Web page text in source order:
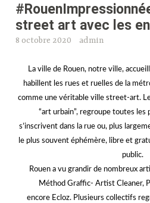
street art avec les
8 octobre 2020 admin
La ville de Rouen, notre ville,
habillent les rues et ruelles de la
comme une véritable ville street-art.
“art urbain”, regroupe toutes
s’inscrivent dans la rue ou, plus
le plus souvent éphémère, libre et
public.
Rouen a vu grandir de nombreux
Méthod Graffic- Artist Cleaner,
encore Ecloz. Plusieurs collectifs